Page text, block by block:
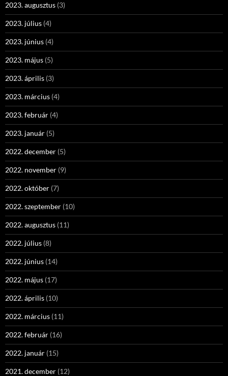
2023. augusztus (3)
2023. július (4)
2023. június (4)
2023. május (5)
2023. április (3)
2023. március (4)
2023. február (4)
2023. január (5)
2022. december (5)
2022. november (9)
2022. október (7)
2022. szeptember (10)
2022. augusztus (11)
2022. július (8)
2022. június (14)
2022. május (17)
2022. április (10)
2022. március (11)
2022. február (16)
2022. január (15)
2021. december (12)